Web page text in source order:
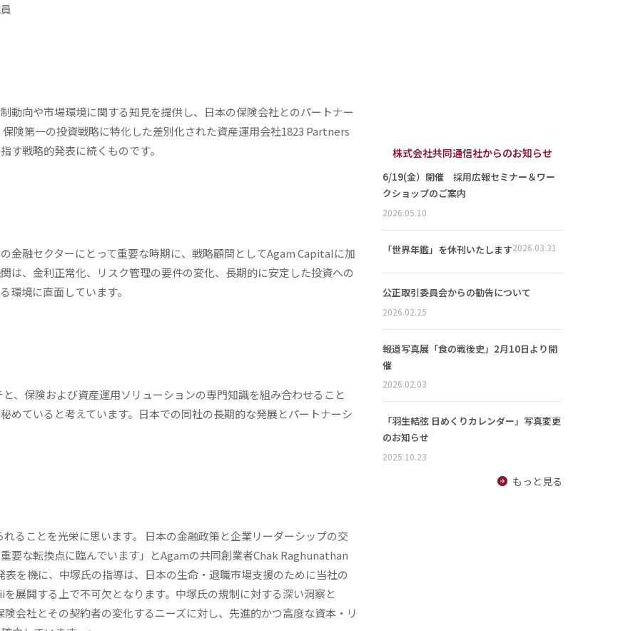
動向や市場環境に関する知見を提供し、日本の保険会社とのパートナー
険第一の投資戦略に特化した差別化された資産運用会社1823 Partners
す戦略的発表に続くものです。
金融セクターにとって重要な時期に、戦略顧問としてAgam Capitalに加
は、金利正常化、リスク管理の要件の変化、長期的に安定した投資への
環境に直面しています。
、保険および資産運用ソリューションの専門知識を組み合わせること
めていると考えています。日本での同社の長期的な発展とパートナーシ
ることを光栄に思います。 日本の金融政策と企業リーダーシップの交
要な転換点に臨んでいます」とAgamの共同創業者Chak Raghunathan
を機に、中塚氏の指導は、日本の生命・退職市場支援のために当社の
展開する上で不可欠となります。中塚氏の規制に対する深い洞察と
会社とその契約者の変化するニーズに対し、先進的かつ高度な資本・リ
株式会社共同通信社からのお知らせ
6/19(金）開催 採用広報セミナー＆ワー
クショップのご案内
2026.05.10
「世界年鑑」を休刊いたします2026.03.31
公正取引委員会からの勧告について
2026.02.25
報道写真展「食の戦後史」2月10日より開
催
2026.02.03
「羽生結弦 日めくりカレンダー」写真変更
のお知らせ
2025.10.23
もっと見る